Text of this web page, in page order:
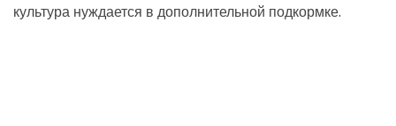
культура нуждается в дополнительной подкормке.